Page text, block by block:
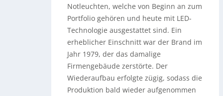
Notleuchten, welche von Beginn an zum
Portfolio gehören und heute mit LED-
Technologie ausgestattet sind. Ein
erheblicher Einschnitt war der Brand im
Jahr 1979, der das damalige
Firmengebäude zerstörte. Der
Wiederaufbau erfolgte zügig, sodass die
Produktion bald wieder aufgenommen